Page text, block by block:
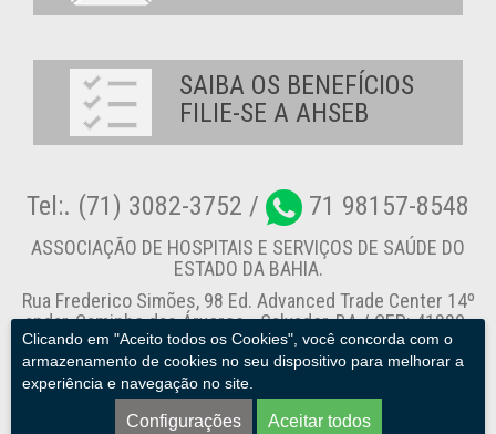
Clicando em "Aceito todos os Cookies", você concorda com o
armazenamento de cookies no seu dispositivo para melhorar a
experiência e navegação no site.
Configurações Aceitar todos
SAIBA OS BENEFÍCIOS
FILIE-SE A AHSEB
Tel:. (71) 3082-3752 / 71 98157-8548
ASSOCIAÇÃO DE HOSPITAIS E SERVIÇOS DE SAÚDE DO
ESTADO DA BAHIA.
Rua Frederico Simões, 98 Ed. Advanced Trade Center 14º
andar, Caminho das Árvores - Salvador-BA / CEP: 41820-
774
Canal de Denúncia